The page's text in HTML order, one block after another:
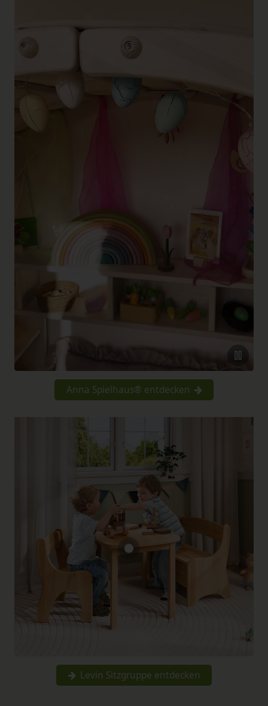
Anna Spielhaus® entdecken
Levin Sitzgruppe entdecken